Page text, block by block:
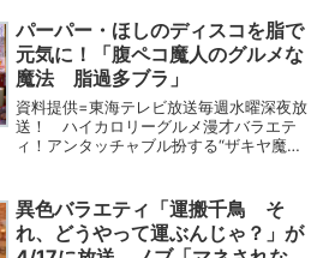
ャブル扮する“ザキヤ魔人”と“シバタ
ン”が、毎回“腹ペコタ...
パーパー・ほしのディスコを脂で
元気に！「腹ペコ魔人のグルメな
魔法 脂過多ブラ」
資料提供=東海テレビ放送毎週水曜深夜放
送！ ハイカロリーグルメ漫才バラエテ
ィ！アンタッチャブル扮する“ザキヤ魔
と、飛び出てきたのはおいしいものがだ
～い好きなザキヤ魔人...
異色バラエティ「運搬千鳥 そ
れ、どうやって運ぶんじゃ？」が